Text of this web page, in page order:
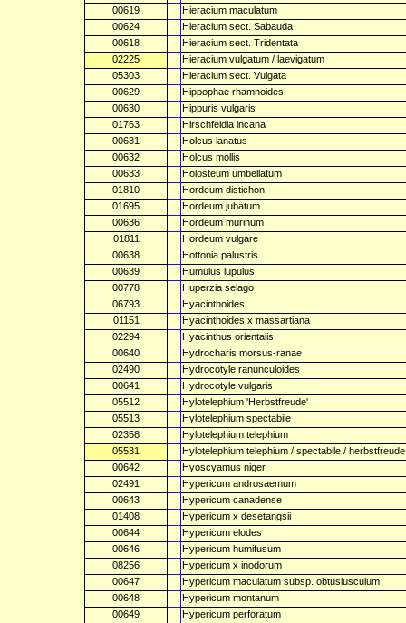
00619
Hieracium maculatum
00624
Hieracium sect. Sabauda
00618
Hieracium sect. Tridentata
02225
Hieracium vulgatum / laevigatum
05303
Hieracium sect. Vulgata
00629
Hippophae rhamnoides
00630
Hippuris vulgaris
01763
Hirschfeldia incana
00631
Holcus lanatus
00632
Holcus mollis
00633
Holosteum umbellatum
01810
Hordeum distichon
01695
Hordeum jubatum
00636
Hordeum murinum
01811
Hordeum vulgare
00638
Hottonia palustris
00639
Humulus lupulus
00778
Huperzia selago
06793
Hyacinthoides
01151
Hyacinthoides x massartiana
02294
Hyacinthus orientalis
00640
Hydrocharis morsus-ranae
02490
Hydrocotyle ranunculoides
00641
Hydrocotyle vulgaris
05512
Hylotelephium 'Herbstfreude'
05513
Hylotelephium spectabile
02358
Hylotelephium telephium
05531
Hylotelephium telephium / spectabile / herbstfreude
00642
Hyoscyamus niger
02491
Hypericum androsaemum
00643
Hypericum canadense
01408
Hypericum x desetangsii
00644
Hypericum elodes
00646
Hypericum humifusum
08256
Hypericum x inodorum
00647
Hypericum maculatum subsp. obtusiusculum
00648
Hypericum montanum
00649
Hypericum perforatum